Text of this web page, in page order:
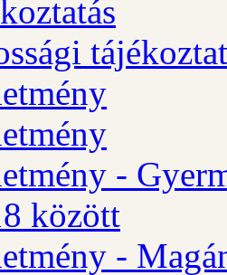
-
között
-